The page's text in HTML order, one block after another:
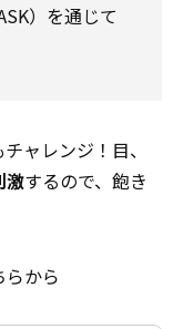
）を通じて
ャレンジ！目、
激するので、飽き
から